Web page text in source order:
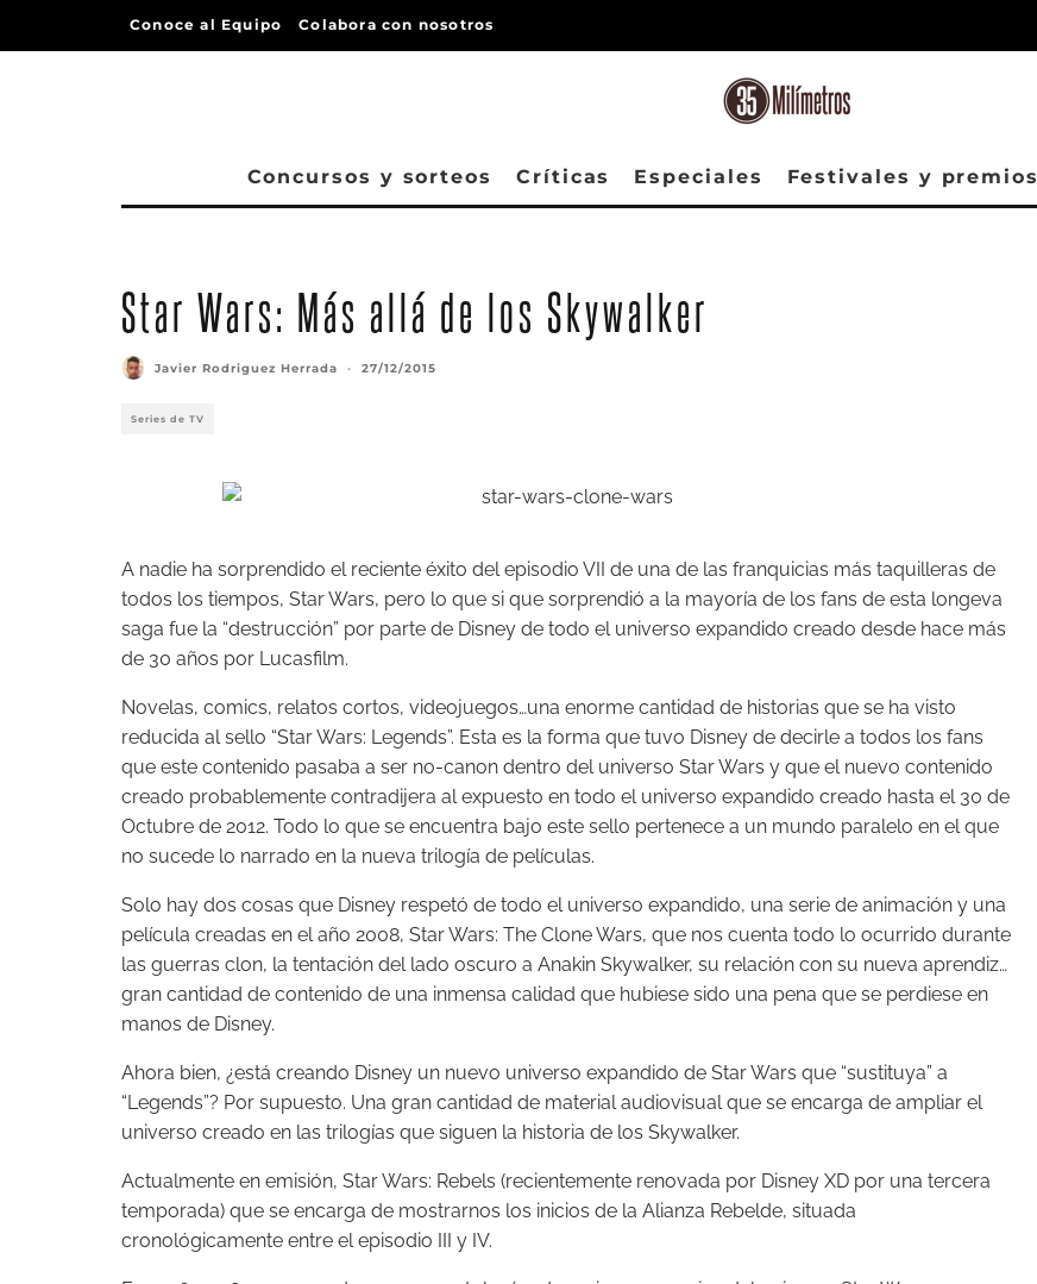
Conoce al Equipo Colabora con nosotros
Concursos y sorteos Críticas Especiales Festivales y premios
Star Wars: Más allá de los Skywalker
Javier Rodriguez Herrada · 27/12/2015
Series de TV
A nadie ha sorprendido el reciente éxito del episodio VII de una de las franquicias más taquilleras de
todos los tiempos, Star Wars, pero lo que si que sorprendió a la mayoría de los fans de esta longeva
saga fue la “destrucción” por parte de Disney de todo el universo expandido creado desde hace más
de 30 años por Lucasfilm.
Novelas, comics, relatos cortos, videojuegos…una enorme cantidad de historias que se ha visto
reducida al sello “Star Wars: Legends”. Esta es la forma que tuvo Disney de decirle a todos los fans
que este contenido pasaba a ser no-canon dentro del universo Star Wars y que el nuevo contenido
creado probablemente contradijera al expuesto en todo el universo expandido creado hasta el 30 de
Octubre de 2012. Todo lo que se encuentra bajo este sello pertenece a un mundo paralelo en el que
no sucede lo narrado en la nueva trilogía de películas.
Solo hay dos cosas que Disney respetó de todo el universo expandido, una serie de animación y una
película creadas en el año 2008, Star Wars: The Clone Wars, que nos cuenta todo lo ocurrido durante
las guerras clon, la tentación del lado oscuro a Anakin Skywalker, su relación con su nueva aprendiz…
gran cantidad de contenido de una inmensa calidad que hubiese sido una pena que se perdiese en
manos de Disney.
Ahora bien, ¿está creando Disney un nuevo universo expandido de Star Wars que “sustituya” a
“Legends”? Por supuesto. Una gran cantidad de material audiovisual que se encarga de ampliar el
universo creado en las trilogías que siguen la historia de los Skywalker.
Actualmente en emisión, Star Wars: Rebels (recientemente renovada por Disney XD por una tercera
temporada) que se encarga de mostrarnos los inicios de la Alianza Rebelde, situada
cronológicamente entre el episodio III y IV.